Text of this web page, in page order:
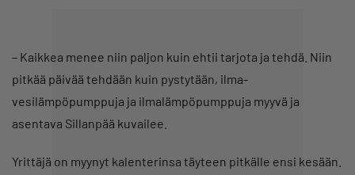
– Kaikkea menee niin paljon kuin ehtii tarjota ja tehdä. Niin
pitkää päivää tehdään kuin pystytään, ilma-
vesilämpöpumppuja ja ilmalämpöpumppuja myyvä ja
asentava Sillanpää kuvailee.
Yrittäjä on myynyt kalenterinsa täyteen pitkälle ensi kesään.